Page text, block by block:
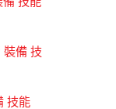
裝備 技
技能